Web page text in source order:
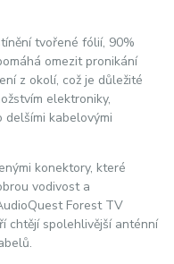
tvořené fólií, 90%
omezit pronikání
z okolí, což je důležité
elektroniky,
delšími kabelovými
konektory, které
vodivost a
Forest TV
chtějí spolehlivější anténní